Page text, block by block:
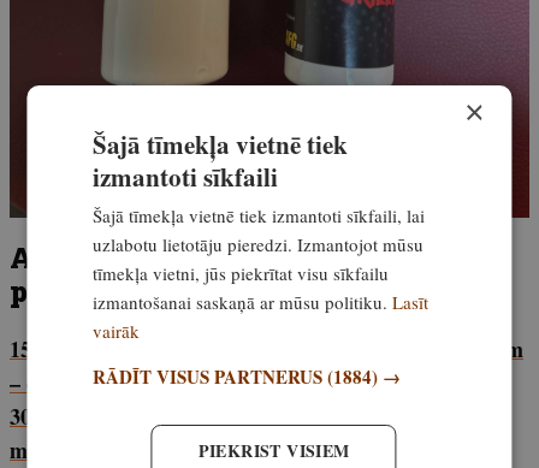
Aizsargājošs aerosolsCR Grizzly
pret lāču uzbrukumiem
150 ml iepakojums, aerosola darbības distance līdz 5 m
– cena 32,90 eiro
300 ml iepakojums, aerosola darbības distance līdz 10
m – cena 54 eiro
×
Šajā tīmekļa vietnē tiek
izmantoti sīkfaili
Šajā tīmekļa vietnē tiek izmantoti sīkfaili, lai
uzlabotu lietotāju pieredzi. Izmantojot mūsu
tīmekļa vietni, jūs piekrītat visu sīkfailu
izmantošanai saskaņā ar mūsu politiku.Lasīt
vairāk
RĀDĪT VISUS PARTNERUS(1884) →
PIEKRIST VISIEM